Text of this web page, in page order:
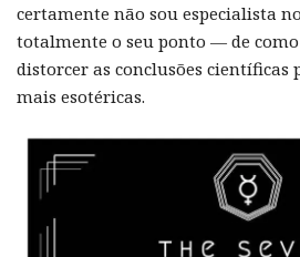
certamente não sou especialista
totalmente o seu ponto — de
distorcer as conclusões
mais esotéricas.